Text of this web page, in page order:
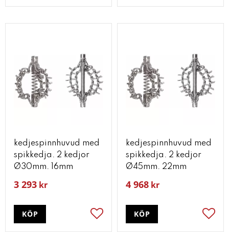
kedjespinnhuvud med
spikkedja. 2 kedjor
Ø30mm. 16mm
3 293 kr
Lägg till i favoriter
KÖP
kedjespinnhuvud med
spikkedja. 2 kedjor
Ø45mm. 22mm
4 968 kr
KÖP